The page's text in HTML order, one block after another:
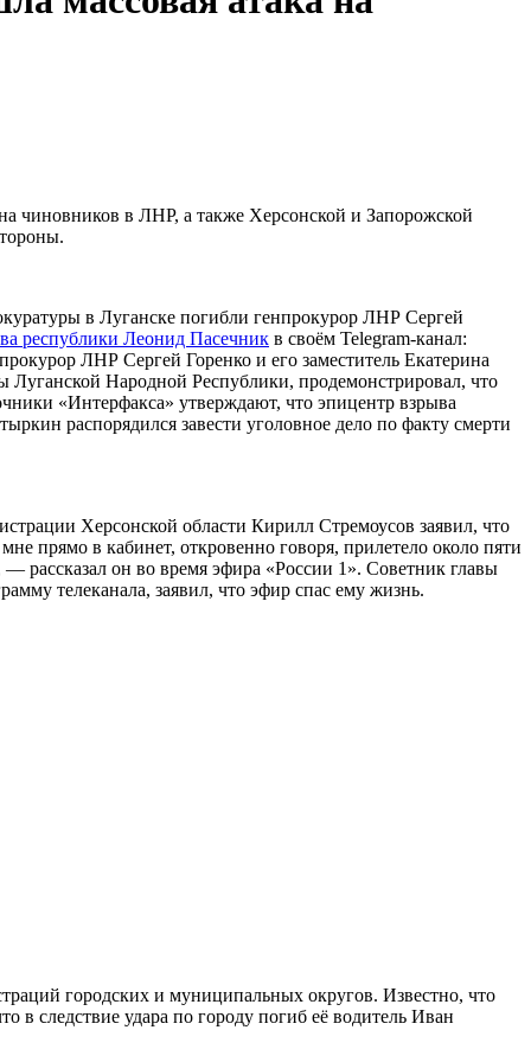
чиновников в ЛНР, а также Херсонской и Запорожской
в Луганске погибли генпрокурор ЛНР Сергей
республики Леонид Пасечник в своём Telegram-канал:
ЛНР Сергей Горенко и его заместитель Екатерина
Народной Республики, продемонстрировал, что
«Интерфакса» утверждают, что эпицентр взрыва
распорядился завести уголовное дело по факту смерти
Херсонской области Кирилл Стремоусов заявил, что
прямо в кабинет, откровенно говоря, прилетело около пяти
рассказал он во время эфира «России 1». Советник главы
телеканала, заявил, что эфир спас ему жизнь.
городских и муниципальных округов. Известно, что
в следствие удара по городу погиб её водитель Иван